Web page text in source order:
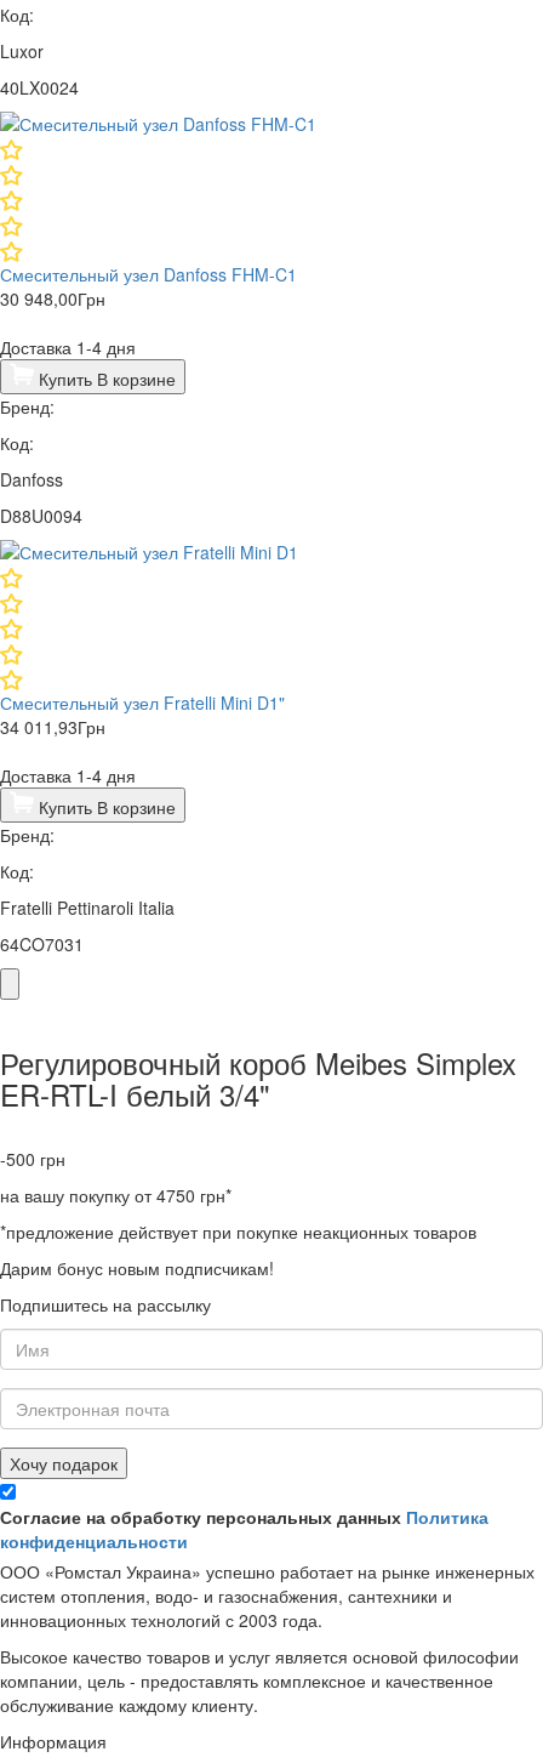
Код:
Luxor
40LX0024
Смесительный узел Danfoss FHM-C1
30 948,00Грн
Доставка 1-4 дня
Купить В корзине
Бренд:
Код:
Danfoss
D88U0094
Смесительный узел Fratelli Mini D1"
34 011,93Грн
Доставка 1-4 дня
Купить В корзине
Бренд:
Код:
Fratelli Pettinaroli Italia
64CO7031
Регулировочный короб Meibes Simplex
ER-RTL-I белый 3/4"
-500 грн
на вашу покупку от 4750 грн*
*предложение действует при покупке неакционных товаров
Дарим бонус новым подписчикам!
Подпишитесь на рассылку
Хочу подарок
Согласие на обработку персональных данных Политика
конфиденциальности
ООО «Ромстал Украина» успешно работает на рынке инженерных
систем отопления, водо- и газоснабжения, сантехники и
инновационных технологий с 2003 года.
Высокое качество товаров и услуг является основой философии
компании, цель - предоставлять комплексное и качественное
обслуживание каждому клиенту.
Информация